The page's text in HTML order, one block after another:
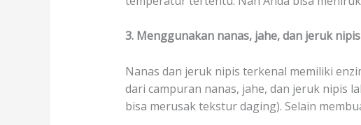
3. Menggunakan nanas, jahe, dan jeruk nipis
Nanas dan jeruk nipis terkenal memiliki
dari campuran nanas, jahe, dan jeruk nipis
bisa merusak tekstur daging). Selain